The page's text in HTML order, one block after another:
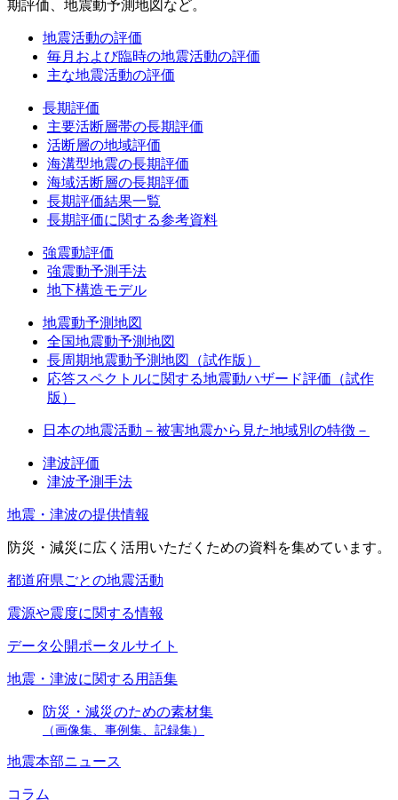
期評価、地震動予測地図など。
地震活動の評価
毎月および臨時の地震活動の評価
主な地震活動の評価
長期評価
主要活断層帯の長期評価
活断層の地域評価
海溝型地震の長期評価
海域活断層の長期評価
長期評価結果一覧
長期評価に関する参考資料
強震動評価
強震動予測手法
地下構造モデル
地震動予測地図
全国地震動予測地図
長周期地震動予測地図（試作版）
応答スペクトルに関する地震動ハザード評価（試作
版）
日本の地震活動－被害地震から見た地域別の特徴－
津波評価
津波予測手法
地震・津波の提供情報
防災・減災に広く活用いただくための資料を集めています。
都道府県ごとの地震活動
震源や震度に関する情報
データ公開ポータルサイト
地震・津波に関する用語集
防災・減災のための素材集
（画像集、事例集、記録集）
地震本部ニュース
コラム